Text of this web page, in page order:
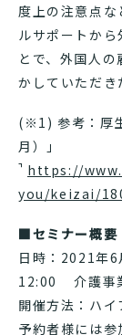
度上の注意点
ルサポートか
とで、外国人
かしていただき
(※1) 参考：厚
月）」
https://
you/keizai/
■セミナー概要
日時：2021年
12:00 介護事
開催方法：ハ
予約者様には参